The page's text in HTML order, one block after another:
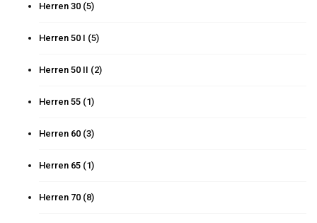
Herren 30 (5)
Herren 50 I (5)
Herren 50 II (2)
Herren 55 (1)
Herren 60 (3)
Herren 65 (1)
Herren 70 (8)